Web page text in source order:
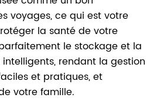
voyages, ce qui est votre
la santé de votre
le stockage et la
rendant la gestion
et pratiques, et
votre famille.